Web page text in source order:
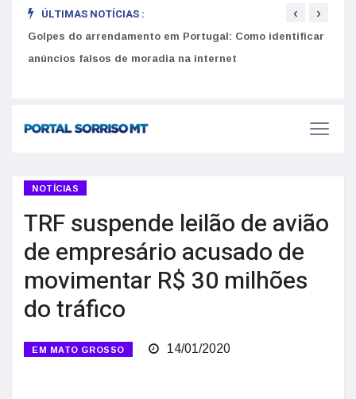
ÚLTIMAS NOTÍCIAS :
Golpes do arrendamento em Portugal: Como identificar
anúncios falsos de moradia na internet
‹ ›
NOTÍCIAS
TRF suspende leilão de avião
de empresário acusado de
movimentar R$ 30 milhões
do tráfico
EM MATO GROSSO 14/01/2020